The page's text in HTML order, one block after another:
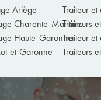
Ariège Traiteur
Charente-Maritime
Traiteurs
Haute-GaronneTraiteur
et-Garonne
Traiteurs